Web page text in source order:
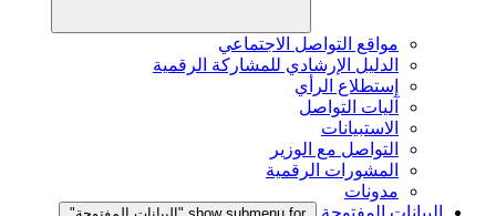
مواقع التواصل الاجتماعي
الدليل الإرشادي للمشاركة الرقمية
إستطلاع الرأي
آليات التواصل
الاستبيانات
التواصل مع الوزير
المشورات الرقمية
مدونات
البيانات المفتوحة